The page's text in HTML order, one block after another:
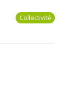
Collectivité